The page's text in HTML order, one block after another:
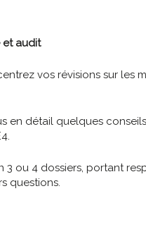
et audit
vos révisions sur
en détail quelques
3 ou 4 dossiers, portant
questions.